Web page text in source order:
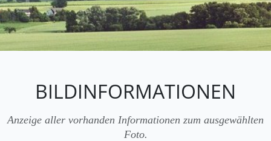
BILDINFORMATIONEN
Anzeige aller vorhanden Informationen zum ausgewählten
Foto.